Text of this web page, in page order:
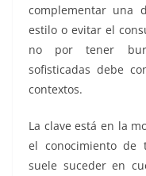
complementar una
estilo o evitar el
no por tener
sofisticadas debe
contextos.
La clave está en la
el conocimiento de
suele suceder en